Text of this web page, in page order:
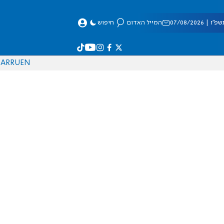
08/2026 המייל האדום חיפוש
EN
RU
AR